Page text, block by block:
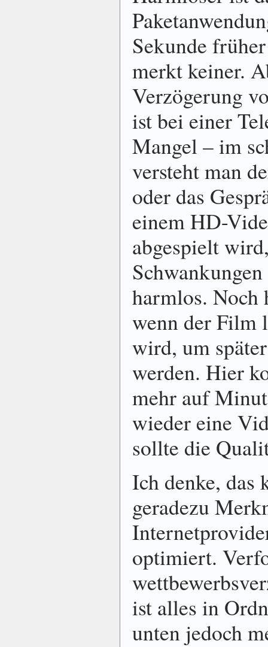
Sekunde
merkt keiner.
Verzögerung
ist bei einer
Mangel – im
versteht man
oder das
einem HD-
abgespielt
harmlos. Noch
wenn der Film
wird, um
werden. Hier
mehr auf
wieder eine
sollte die
Ich denke, das
geradezu
optimiert.
ist alles in
unten jedoch